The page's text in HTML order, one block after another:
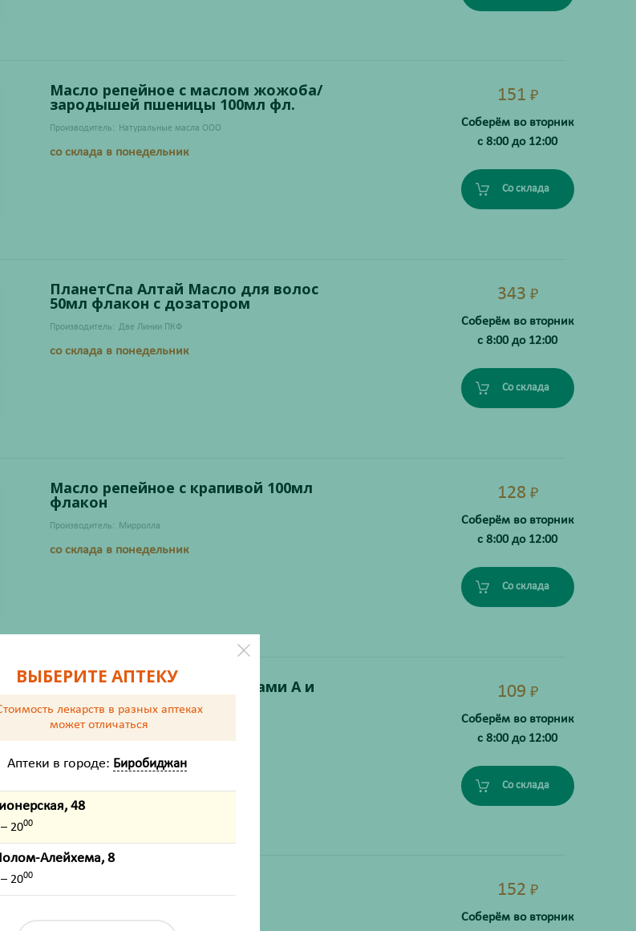
Масло репейное с маслом жожоба/
зародышей пшеницы 100мл фл.
Производитель: Натуральные масла ООО
со склада в понедельник
151 ₽
Соберём во вторник
с 8:00 до 12:00
Со склада
ПланетСпа Алтай Масло для волос
50мл флакон с дозатором
Производитель: Две Линии ПКФ
со склада в понедельник
343 ₽
Соберём во вторник
с 8:00 до 12:00
Со склада
Масло репейное с крапивой 100мл
флакон
Производитель: Мирролла
со склада в понедельник
128 ₽
Соберём во вторник
с 8:00 до 12:00
Со склада
Масло репейное с витаминами А и
Е 100мл фл.
Производитель: Мирролла
109 ₽
Соберём во вторник
с 8:00 до 12:00
Со склада
аптекарь" 100мл фл. 152 ₽
Соберём во вторник
ВЫБЕРИТЕ АПТЕКУ
лекарств в разных аптеках
может отличаться
Аптеки в городе: Биробиджан
48
– 2000
Алейхема, 8
– 2000